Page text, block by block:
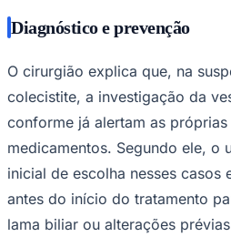
Diagnóstico e prevenção
O cirurgião explica que, na
colecistite, a investigação da
conforme já alertam as próprias
medicamentos. Segundo ele, o
inicial de escolha nesses casos
antes do início do tratamento
lama biliar ou alterações